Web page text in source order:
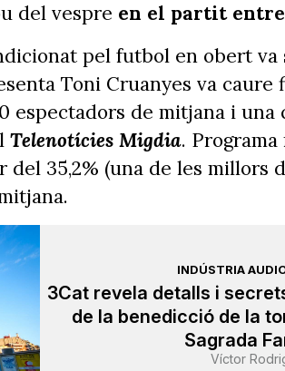
del vespre en el partit
pel futbol en obert va
Toni Cruanyes va caure
espectadors de mitjana i una
Telenotícies Migdia. Programa
35,2% (una de les millors
INDÚSTRIA
3Cat revela detalls i
de la benedicció de la
Sagrada
Víctor